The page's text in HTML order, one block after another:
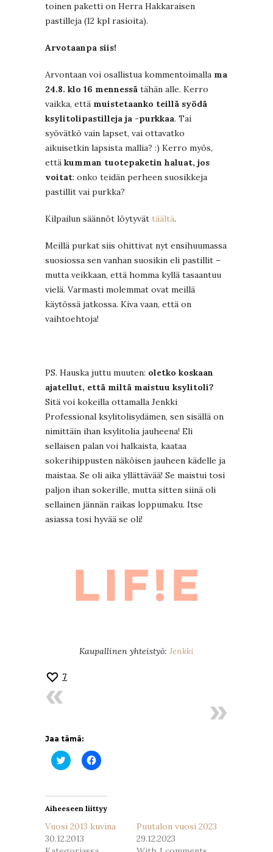
toinen paketti on Herra Hakkaraisen
pastilleja (12 kpl rasioita).
Arvotaanpa siis!
Arvontaan voi osallistua kommentoimalla ma
24.8. klo 16 mennessä tähän alle. Kerro
vaikka, että muistetaanko teillä syödä
ksylitolipastilleja ja -purkkaa. Tai
syövätkö vain lapset, vai ottavatko
aikuisetkin lapsista mallia? :) Kerro myös,
että kumman tuotepaketin haluat, jos
voitat: onko teidän perheen suosikkeja
pastillit vai purkka?
Kilpailun säännöt löytyvät täältä.
Meillä purkat siis ohittivat nyt ensihuumassa
suosiossa sen vanhan suosikin eli pastillit –
mutta veikkaan, että homma kyllä tasaantuu
vielä. Varmasti molemmat ovat meillä
käytössä jatkossa. Kiva vaan, että on
vaihtoehtoja!
PS. Hauska juttu muuten: oletko koskaan
ajatellut, että miltä maistuu ksylitoli?
Sitä voi kokeilla ottamalla Jenkki
Professional ksylitolisydämen, sen sisällä on
nimittäin ihan ksylitolia jauheena! Eli
sellaisen palan voi halkaista, kaataa
sokerihippusten näköisen jauheen kädelle ja
maistaa. Se oli aika yllättävää! Se maistui tosi
paljon ihan sokerille, mutta sitten siinä oli
sellainen jännän raikas loppumaku. Itse
asiassa tosi hyvää se oli!
Kaupallinen yhteistyö: Jenkki
7
Jaa tämä:
Jaa
Twitterissä(Avautuu
Jaa
Facebookissa(Avautuu
Aiheeseen liittyy
Vuosi 2013 kuvina
30.12.2013
Puutalon vuosi 2023
29.12.2023